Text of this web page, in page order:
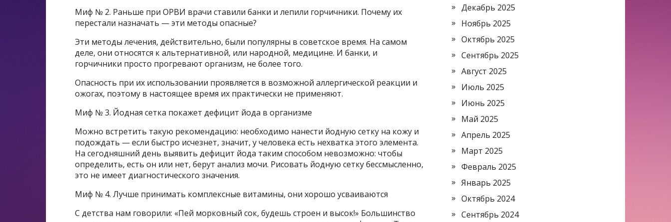
Миф № 2. Раньше при ОРВИ врачи ставили банки и лепили горчичники. Почему их
перестали назначать — эти методы опасные?
Эти методы лечения, действительно, были популярны в советское время. На самом
деле, они относятся к альтернативной, или народной, медицине. И банки, и
горчичники просто прогревают организм, не более того.
Опасность при их использовании проявляется в возможной аллергической реакции и
ожогах, поэтому в настоящее время их практически не применяют.
Миф № 3. Йодная сетка покажет дефицит йода в организме
Можно встретить такую рекомендацию: необходимо нанести йодную сетку на кожу и
подождать — если быстро исчезнет, значит, у человека есть нехватка этого элемента.
На сегодняшний день выявить дефицит йода таким способом невозможно: чтобы
определить, есть он или нет, берут анализ мочи. Рисовать йодную сетку бессмысленно,
это не имеет диагностического значения.
Миф № 4. Лучше принимать комплексные витамины, они хорошо усваиваются
С детства нам говорили: «Пей морковный сок, будешь строен и высок!» Большинство
Декабрь 2025
Ноябрь 2025
Октябрь 2025
Сентябрь 2025
Август 2025
Июль 2025
Июнь 2025
Май 2025
Апрель 2025
Март 2025
Февраль 2025
Январь 2025
Октябрь 2024
Сентябрь 2024